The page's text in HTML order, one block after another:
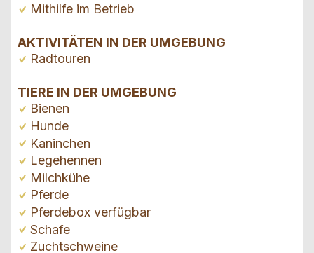
Mithilfe im Betrieb
AKTIVITÄTEN IN DER UMGEBUNG
Radtouren
TIERE IN DER UMGEBUNG
Bienen
Hunde
Kaninchen
Legehennen
Milchkühe
Pferde
Pferdebox verfügbar
Schafe
Zuchtschweine